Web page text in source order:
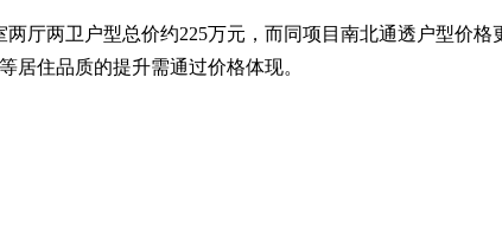
厅两卫户型总价约225万元，而同项目南北通透户型价格
居住品质的提升需通过价格体现。